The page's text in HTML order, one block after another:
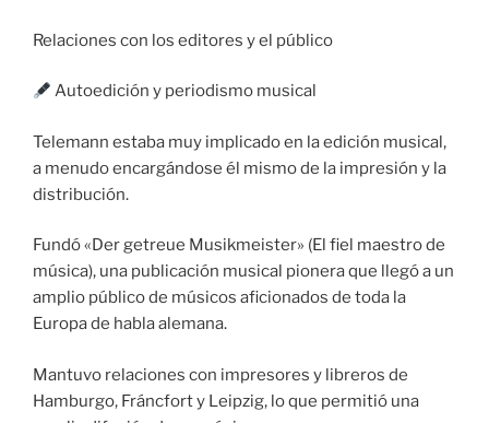
Relaciones con los editores y el público
Autoedición y periodismo musical
Telemann estaba muy implicado en la edición musical,
a menudo encargándose él mismo de la impresión y la
distribución.
Fundó «Der getreue Musikmeister» (El fiel maestro de
música), una publicación musical pionera que llegó a un
amplio público de músicos aficionados de toda la
Europa de habla alemana.
Mantuvo relaciones con impresores y libreros de
Hamburgo, Fráncfort y Leipzig, lo que permitió una